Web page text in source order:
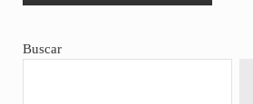
Sidebar
Buscar